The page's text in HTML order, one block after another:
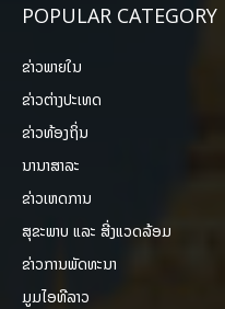
POPULAR CATEGORY
ຂ່າວພາຍ​ໃນ
ຂ່າວຕ່າງປະເທດ
ຂ່າວທ້ອງຖິ່ນ
ນານາສາລະ
ຂ່າວເຫດການ
ສຸຂະພາບ ແລະ ສີ່ງແວດລ້ອມ
ຂ່າວການພັດທະນາ
ມູມໄອທີລາວ